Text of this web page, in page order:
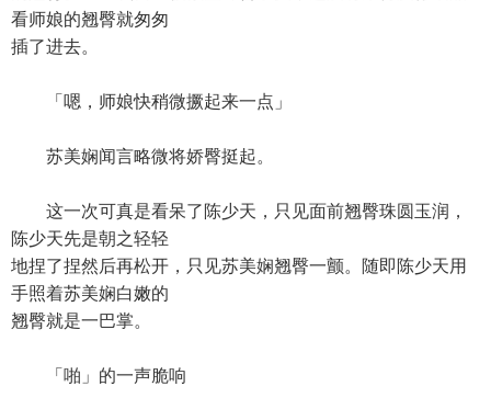
看师娘的翘臀就匆匆
插了进去。
「嗯，师娘快稍微撅起来一点」
苏美娴闻言略微将娇臀挺起。
这一次可真是看呆了陈少天，只见面前翘臀珠圆玉润，
陈少天先是朝之轻轻
地捏了捏然后再松开，只见苏美娴翘臀一颤。随即陈少天用
手照着苏美娴白嫩的
翘臀就是一巴掌。
「啪」的一声脆响